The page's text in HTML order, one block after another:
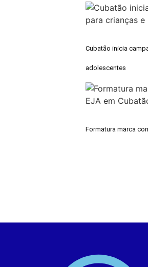
Cubatão inicia
adolescentes
Formatura marca